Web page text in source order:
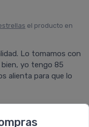
el producto en
Lo tomamos con
yo tengo 85
alienta para que lo